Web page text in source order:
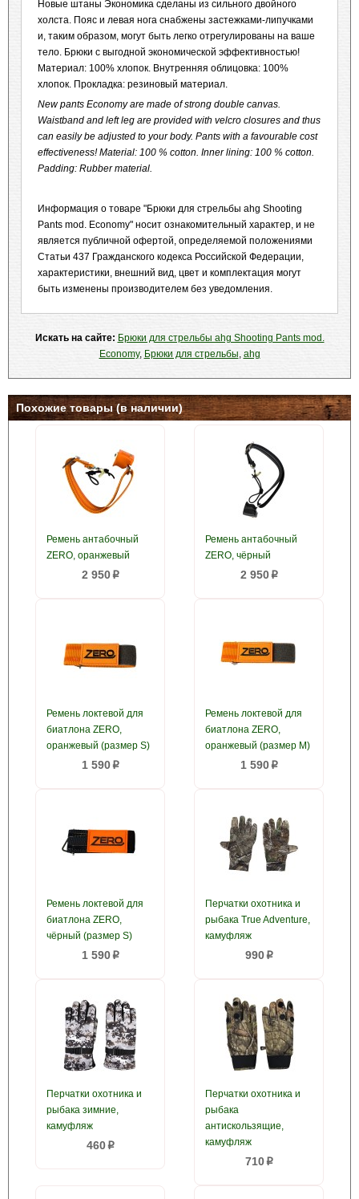
Новые штаны Экономика сделаны из сильного двойного
холста. Пояс и левая нога снабжены застежками-липучками
и, таким образом, могут быть легко отрегулированы на ваше
тело. Брюки с выгодной экономической эффективностью!
Материал: 100% хлопок. Внутренняя облицовка: 100%
хлопок. Прокладка: резиновый материал.
New pants Economy are made of strong double canvas.
Waistband and left leg are provided with velcro closures and thus
can easily be adjusted to your body. Pants with a favourable cost
effectiveness! Material: 100 % cotton. Inner lining: 100 % cotton.
Padding: Rubber material.
Информация о товаре "Брюки для стрельбы ahg Shooting
Pants mod. Economy" носит ознакомительный характер, и не
является публичной офертой, определяемой положениями
Статьи 437 Гражданского кодекса Российской Федерации,
характеристики, внешний вид, цвет и комплектация могут
быть изменены производителем без уведомления.
Искать на сайте: Брюки для стрельбы ahg Shooting Pants mod.
Economy, Брюки для стрельбы, ahg
Похожие товары (в наличии)
Ремень антабочный
ZERO, оранжевый
2 950p
Ремень антабочный
ZERO, чёрный
2 950p
Ремень локтевой для
биатлона ZERO,
оранжевый (размер S)
1 590p
Ремень локтевой для
биатлона ZERO,
оранжевый (размер M)
1 590p
Ремень локтевой для
биатлона ZERO,
чёрный (размер S)
1 590p
Перчатки охотника и
рыбака True Adventure,
камуфляж
990p
Перчатки охотника и
рыбака зимние,
камуфляж
460p
Перчатки охотника и
рыбака
антискользящие,
камуфляж
710p